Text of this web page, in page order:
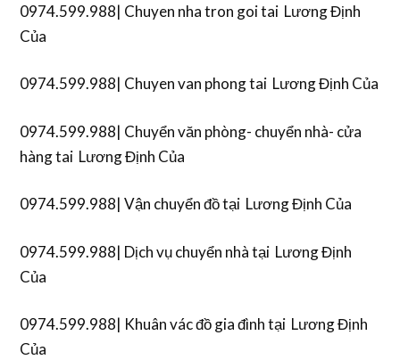
0974.599.988| Chuyen nha tron goi tai Lương Định
Của
0974.599.988| Chuyen van phong tai Lương Định Của
0974.599.988| Chuyển văn phòng- chuyển nhà- cửa
hàng tai Lương Định Của
0974.599.988| Vận chuyển đồ tại Lương Định Của
0974.599.988| Dịch vụ chuyển nhà tại Lương Định
Của
0974.599.988| Khuân vác đồ gia đình tại Lương Định
Của